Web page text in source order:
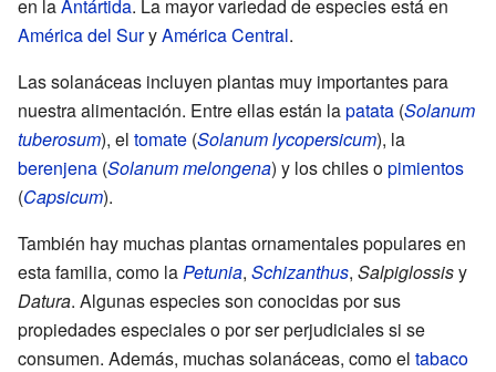
en laAntártida. La mayor variedad de especies está en
América del SuryAmérica Central.
Las solanáceas incluyen plantas muy importantes para
nuestra alimentación. Entre ellas están lapatata (Solanum
tuberosum), el tomate (Solanum lycopersicum), la
berenjena (Solanum melongena) y los chiles opimientos
(Capsicum).
También hay muchas plantas ornamentales populares en
esta familia, como laPetunia, Schizanthus, Salpiglossisy
Datura. Algunas especies son conocidas por sus
propiedades especiales o por ser perjudiciales si se
consumen. Además, muchas solanáceas, como el tabaco